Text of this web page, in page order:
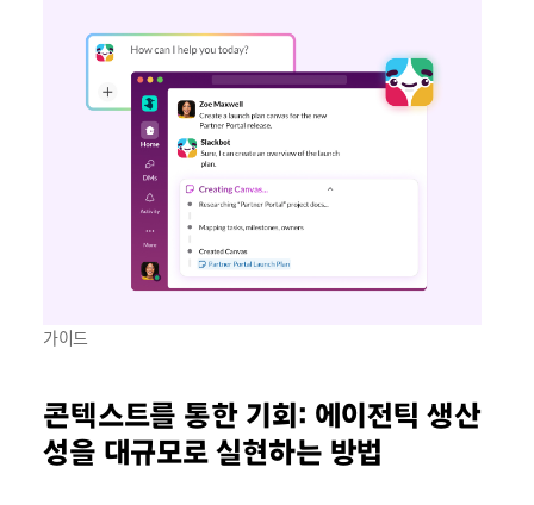
가이드
콘텍스트를 통한 기회: 에이전틱 생산
성을 대규모로 실현하는 방법